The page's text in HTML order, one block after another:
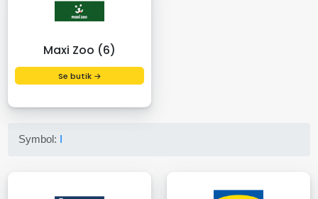
Maxi Zoo (6)
Se butik →
Symbol: I